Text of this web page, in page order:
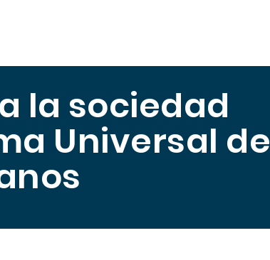
la sociedad
Universal de